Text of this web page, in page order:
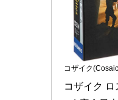
コザイク
コザイク